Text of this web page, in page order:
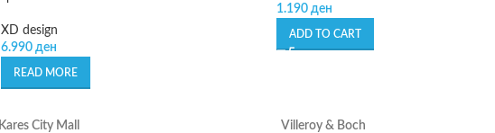
XD design
6.990 ден
READ MORE
1.190 ден
ADD TO CART
Kares City Mall
Villeroy & Boch